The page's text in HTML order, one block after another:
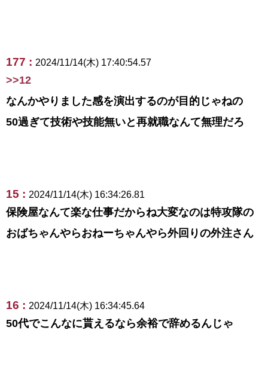
177 : 2024/11/14(木) 17:40:54.57
>>12
なんかやりました感を演出するのが目的じゃねの
50過ぎて技術や技能無いと再就職なんて無理だろ
15 : 2024/11/14(木) 16:34:26.81
保険屋なんて楽な仕事だからね大変なのは特攻隊の
おばちゃんやらおねーちゃんやら外回りの外注さん
16 : 2024/11/14(木) 16:34:45.64
50代でこんなに貰えるなら余裕で辞めるんじゃ